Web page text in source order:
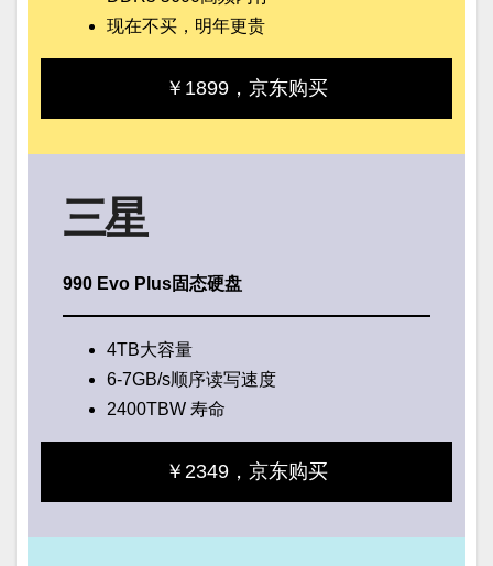
现在不买，明年更贵
￥1899，京东购买
三星
990 Evo Plus固态硬盘
4TB大容量
6-7GB/s顺序读写速度
2400TBW 寿命
￥2349，京东购买